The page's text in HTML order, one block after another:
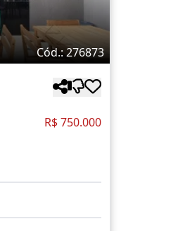
Cód.: 276873
R$ 750.000